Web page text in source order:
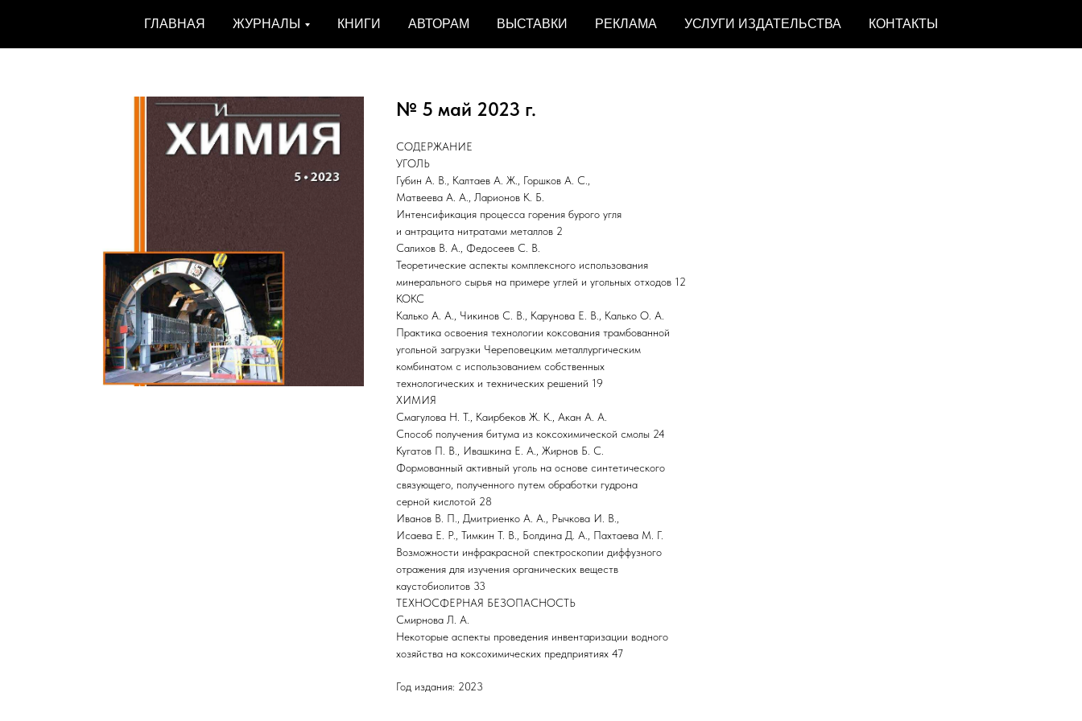
ГЛАВНАЯ ЖУРНАЛЫ КНИГИ АВТОРАМ ВЫСТАВКИ РЕКЛАМА УСЛУГИ ИЗДАТЕЛЬСТВА КОНТАКТЫ
№ 5 май 2023 г.
СОДЕРЖАНИЕ
УГОЛЬ
Губин А. В., Калтаев А. Ж., Горшков А. С.,
Матвеева А. А., Ларионов К. Б.
Интенсификация процесса горения бурого угля
и антрацита нитратами металлов 2
Салихов В. А., Федосеев С. В.
Теоретические аспекты комплексного использования
минерального сырья на примере углей и угольных отходов 12
КОКС
Калько А. А., Чикинов С. В., Карунова Е. В., Калько О. А.
Практика освоения технологии коксования трамбованной
угольной загрузки Череповецким металлургическим
комбинатом с использованием собственных
технологических и технических решений 19
ХИМИЯ
Смагулова Н. Т., Каирбеков Ж. К., Акан А. А.
Способ получения битума из коксохимической смолы 24
Кугатов П. В., Ивашкина Е. А., Жирнов Б. С.
Формованный активный уголь на основе синтетического
связующего, полученного путем обработки гудрона
серной кислотой 28
Иванов В. П., Дмитриенко А. А., Рычкова И. В.,
Исаева Е. Р., Тимкин Т. В., Болдина Д. А., Пахтаева М. Г.
Возможности инфракрасной спектроскопии диффузного
отражения для изучения органических веществ
каустобиолитов 33
ТЕХНОСФЕРНАЯ БЕЗОПАСНОСТЬ
Смирнова Л. А.
Некоторые аспекты проведения инвентаризации водного
хозяйства на коксохимических предприятиях 47
Год издания: 2023